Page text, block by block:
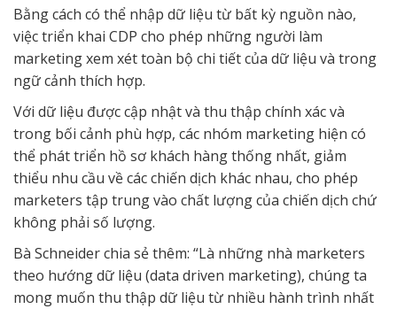
Bằng cách có thể nhập dữ liệu từ bất kỳ nguồn nào,
việc triển khai CDP cho phép những người làm
marketing xem xét toàn bộ chi tiết của dữ liệu và trong
ngữ cảnh thích hợp.
Với dữ liệu được cập nhật và thu thập chính xác và
trong bối cảnh phù hợp, các nhóm marketing hiện có
thể phát triển hồ sơ khách hàng thống nhất, giảm
thiểu nhu cầu về các chiến dịch khác nhau, cho phép
marketers tập trung vào chất lượng của chiến dịch chứ
không phải số lượng.
Bà Schneider chia sẻ thêm: “Là những nhà marketers
theo hướng dữ liệu (data driven marketing), chúng ta
mong muốn thu thập dữ liệu từ nhiều hành trình nhất